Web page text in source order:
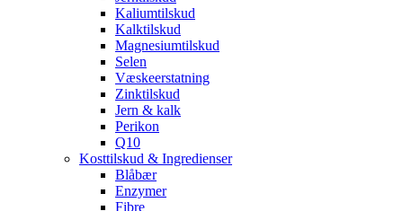
Kaliumtilskud
Kalktilskud
Magnesiumtilskud
Selen
Væskeerstatning
Zinktilskud
Jern & kalk
Perikon
Q10
Kosttilskud & Ingredienser
Blåbær
Enzymer
Fibre